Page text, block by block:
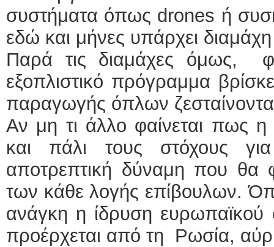
συστήματα όπως drones ή
εδώ και μήνες υπάρχει
Παρά τις διαμάχες όμως,
εξοπλιστικό πρόγραμμα
παραγωγής όπλων
Αν μη τι άλλο φαίνεται πως η
και πάλι τους στόχους
αποτρεπτική δύναμη που θα
των κάθε λογής επίβουλων.
ανάγκη η ίδρυση
προέρχεται από τη Ρωσία,